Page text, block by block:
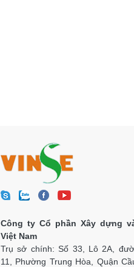
Công ty Cổ phần Xây dựng
Việt Nam
Trụ sở chính: Số 33, Lô 2A,
11, Phường Trung Hòa, Quận